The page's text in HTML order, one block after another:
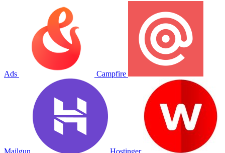
Ads Campfire
Mailgun Hostinger